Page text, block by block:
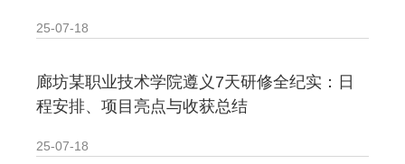
25-07-18
廊坊某职业技术学院遵义7天研修全纪实：日
程安排、项目亮点与收获总结
25-07-18